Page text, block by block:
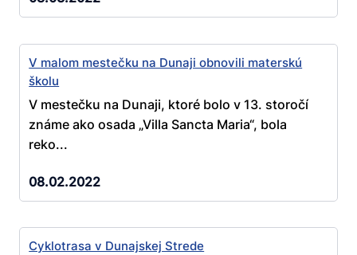
V malom mestečku na Dunaji obnovili materskú
školu
V mestečku na Dunaji, ktoré bolo v 13. storočí
známe ako osada „Villa Sancta Maria“, bola
reko...
08.02.2022
Cyklotrasa v Dunajskej Strede